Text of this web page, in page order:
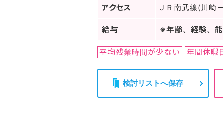
アクセス ＪＲ南武線(川崎
給与 ※年齢、経験、能
平均残業時間が少ない 年間休暇
検討リストへ保存